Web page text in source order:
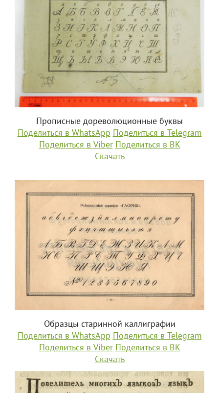
Прописные дореволюционные буквы
Поделиться в WhatsApp Поделиться в Telegram
Поделиться в Viber Поделиться в ВК
Скачать
Образцы старинной каллиграфии
Поделиться в WhatsApp Поделиться в Telegram
Поделиться в Viber Поделиться в ВК
Скачать